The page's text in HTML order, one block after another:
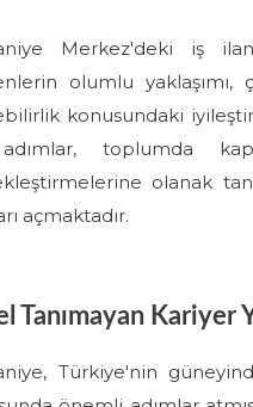
Merkez'deki iş
olumlu
konusundaki
toplumda
olanak
açmaktadır.
Tanımayan Kariyer
Türkiye'nin